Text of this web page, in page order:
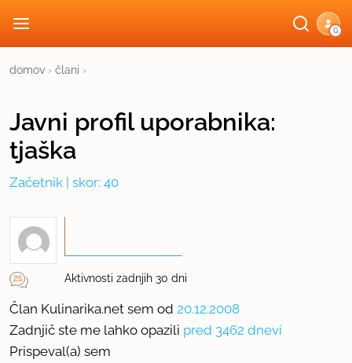
G
domov › člani ›
Javni profiluporabnika:
tjaška
Začetnik | skor: 40
Aktivnosti zadnjih 30 dni
Član Kulinarika.net sem od 20.12.2008
Zadnjič ste me lahko opazili pred 3462 dnevi
Prispeval(a) sem